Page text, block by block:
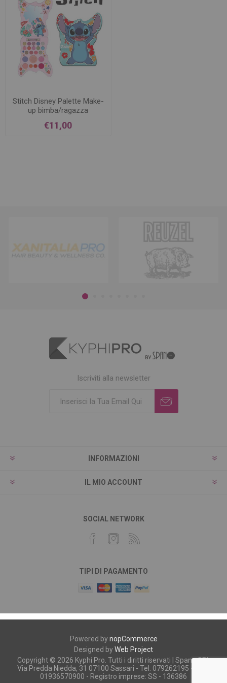
Stitch Disney Palette Make-
up bimba/ragazza
€11,00
Iscriviti alla newsletter
INFORMAZIONI
IL MIO ACCOUNT
SOCIAL NETWORK
TIPI DI PAGAMENTO
Powered bynopCommerce
Designed byWeb Project
Copyright © 2026 Kyphi Pro. Tutti i diritti riservati | Spano SRL
Via Predda Niedda, 31 07100 Sassari - Tel: 079262195 - P.iva:
01936570900 - Registro imprese: SS - 136386